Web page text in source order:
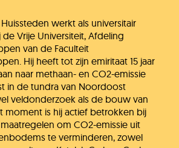
werkt als universitair
Vrije Universiteit, Afdeling
van de Faculteit
Hij heeft tot zijn emiritaat 15 jaar
naar methaan- en CO2-emissie
in de tundra van Noordoost
veldonderzoek als de bouw van
moment is hij actief betrokken bij
om CO2-emissie uit
te verminderen, zowel